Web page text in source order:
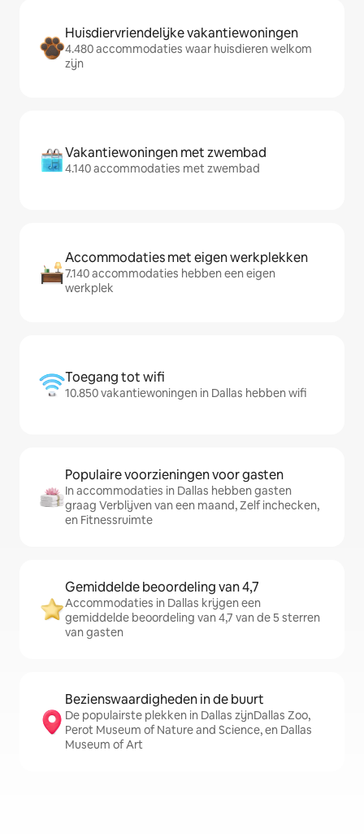
Huisdiervriendelijke vakantiewoningen
4.480 accommodaties waar huisdieren welkom
zijn
Vakantiewoningen met zwembad
4.140 accommodaties met zwembad
Accommodaties met eigen werkplekken
7.140 accommodaties hebben een eigen
werkplek
Toegang tot wifi
10.850 vakantiewoningen in Dallas hebben wifi
Populaire voorzieningen voor gasten
In accommodaties in Dallas hebben gasten
graag Verblijven van een maand, Zelf inchecken,
en Fitnessruimte
Gemiddelde beoordeling van 4,7
Accommodaties in Dallas krijgen een
gemiddelde beoordeling van 4,7 van de 5 sterren
van gasten
Bezienswaardigheden in de buurt
De populairste plekken in Dallas zijnDallas Zoo,
Perot Museum of Nature and Science, en Dallas
Museum of Art